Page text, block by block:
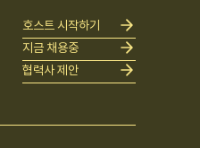
호스트 시작하기
지금 채용중
협력사 제안